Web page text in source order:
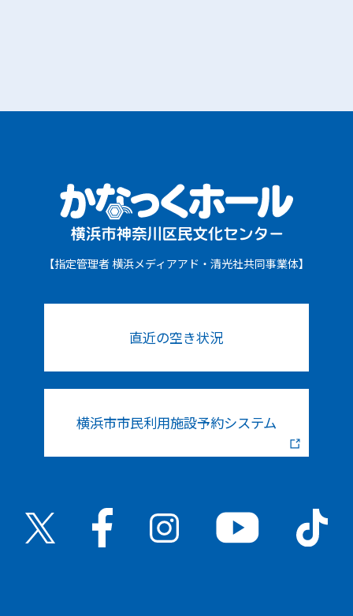
【指定管理者 横浜メディアアド・清光社共同事業体】
直近の空き状況
横浜市市民利用施設予約システム